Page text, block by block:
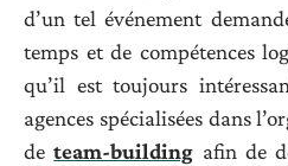
d’un tel événement
temps et de compétences
qu’il est toujours
agences spécialisées dans
deteam-building afin de